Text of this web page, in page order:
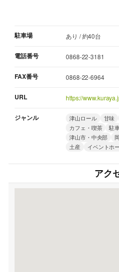
駐車場 あり / 約40台
電話番号 0868-22-3181
FAX番号 0868-22-6964
URL https://
ジャンル 津山ロール 甘味
カフェ・喫茶
駐
津山市・中央部
土産
イベントホ
アク